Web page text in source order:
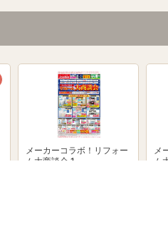
メーカーコラボ！リフォー
ム大商談会 1
メ
ム